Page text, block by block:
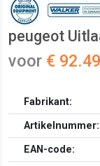
peugeot
voor € 92.49
Fabrikant:
Artikelnummer:
EAN-code: